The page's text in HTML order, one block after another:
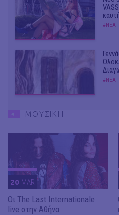
#ΝΕΑ
#ΝΕΑ
ΜΟΥΣΙΚΗ
20 MAR
Οι The Last Internationale
live στην Αθήνα